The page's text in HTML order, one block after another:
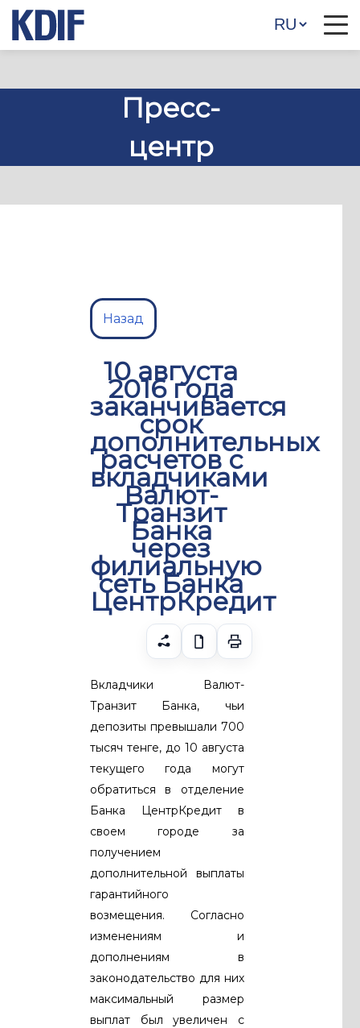
Пресс-
центр
Назад
10 августа
2016 года
заканчивается
срок
дополнительных
расчетов с
вкладчиками
Валют-
Транзит
Банка
через
филиальную
сеть Банка
ЦентрКредит
Вкладчики Валют-
Транзит Банка, чьи
депозиты превышали 700
тысяч тенге, до 10 августа
текущего года могут
обратиться в отделение
Банка ЦентрКредит в
своем городе за
получением
дополнительной выплаты
гарантийного
возмещения. Согласно
изменениям и
дополнениям в
законодательство для них
максимальный размер
выплат был увеличен с